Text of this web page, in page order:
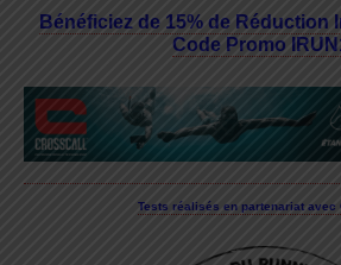
Bénéficiez de 15% de Réduction
Code Promo
Tests réalisés en partenariat avec